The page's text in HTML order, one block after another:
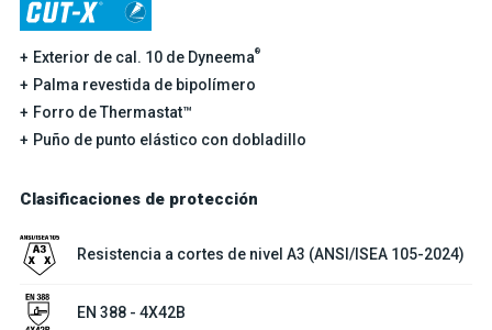
Exterior de cal. 10 de Dyneema®
Palma revestida de bipolímero
Forro de Thermastat™
Puño de punto elástico con dobladillo
Clasificaciones de protección
Resistencia a cortes de nivel A3 (ANSI/ISEA 105-2024)
EN 388 - 4X42B